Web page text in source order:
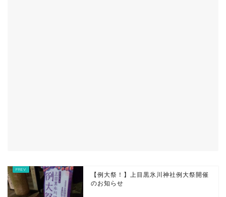
【例大祭！】上目黒氷川神社例大祭開催
のお知らせ